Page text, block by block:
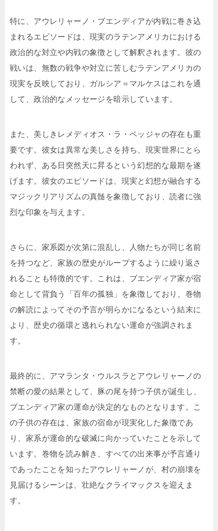
特に、アウレリャーノ・ブエンディアが内戦に巻き込
まれるエピソードは、現実のラテンアメリカにおける
政治的な対立や内戦の象徴として解釈されます。彼の
戦いは、無数の戦争や対立に苦しむラテンアメリカの
現実を反映しており、ガルシア＝マルケスはこれを通
して、政治的なメッセージを暗示しています。
また、美しきレメディオス・ラ・ベッジャの存在も重
要です。彼女は異常な美しさを持ち、現実世界にとら
われず、ある日突然天に昇るという幻想的な最期を遂
げます。彼女のエピソードは、現実と幻想が融合する
マジックリアリズムの真髄を象徴しており、読者に強
烈な印象を与えます。
さらに、家系図が次第に混乱し、人物たちが同じ名前
を持つなど、家族の歴史がループするように繰り返さ
れることも特徴的です。これは、ブエンディア家が宿
命として背負う「百年の孤独」を象徴しており、巻物
の解読によってその予言が明らかになるという結末に
より、歴史の循環と逃れられない運命が強調されま
す。
最終的に、アマランタ・ウルスラとアウレリャーノの
禁断の愛の結果として、豚の尾を持つ子供が誕生し、
ブエンディア家の運命が決定的なものとなります。こ
の子供の存在は、家族の宿命が現実化した象徴であ
り、家系が運命的な破滅に向かっていたことを示して
います。巻物を読み解き、すべての出来事が予言通り
であったことを知ったアウレリャーノが、村の崩壊を
見届けるシーンは、壮絶なクライマックスを迎えま
す。